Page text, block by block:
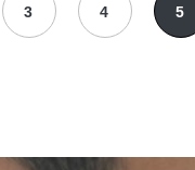
3 4 5